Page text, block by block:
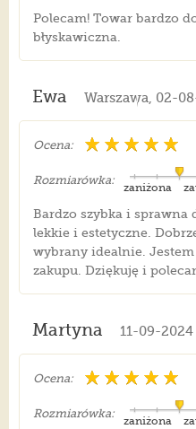
Polecam! Towar bardzo
błyskawiczna.
Ewa Warszawa, 02-
Ocena:
Rozmiarówka:
zaniżona
Bardzo szybka i sprawna
lekkie i estetyczne.
wybrany idealnie.
zakupu. Dziękuję i
Martyna 11-09-2024
Ocena:
Rozmiarówka:
zaniżona